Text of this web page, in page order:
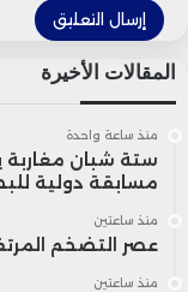
المغرب إلى
للمستثمرين،
الخدمات، بما
ويخدم أهداف
المقالات الأخيرة
منذ ساعة واحدة
ستة شبان مغاربة
مسابقة دولية
منذ ساعتين
عصر التضخم
منذ ساعتين